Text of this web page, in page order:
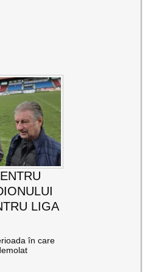
LIGA
în care